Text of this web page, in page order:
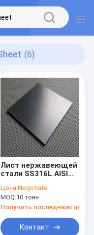
(6)
Лист нержавеющей
стали SS316L AISI
Цена:Negotiate
MOQ:10 тонн
Получить последнюю цену
Контакт